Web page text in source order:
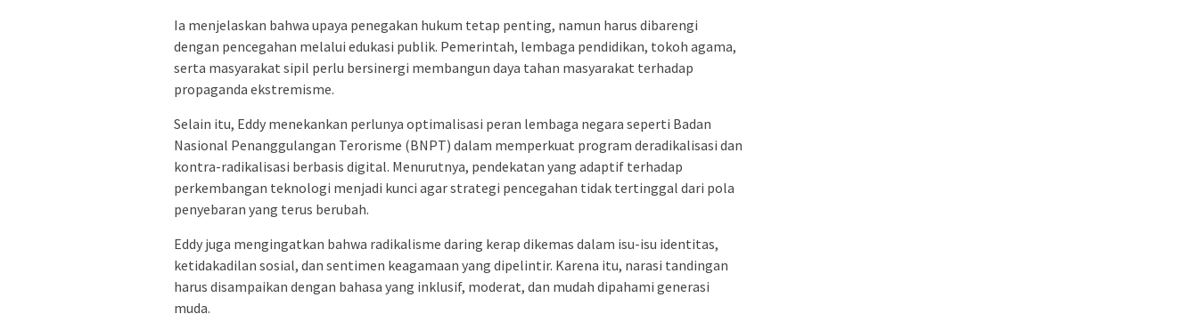
Ia menjelaskan bahwa upaya penegakan hukum tetap penting, namun harus dibarengi
dengan pencegahan melalui edukasi publik. Pemerintah, lembaga pendidikan, tokoh agama,
serta masyarakat sipil perlu bersinergi membangun daya tahan masyarakat terhadap
propaganda ekstremisme.
Selain itu, Eddy menekankan perlunya optimalisasi peran lembaga negara seperti Badan
Nasional Penanggulangan Terorisme (BNPT) dalam memperkuat program deradikalisasi dan
kontra-radikalisasi berbasis digital. Menurutnya, pendekatan yang adaptif terhadap
perkembangan teknologi menjadi kunci agar strategi pencegahan tidak tertinggal dari pola
penyebaran yang terus berubah.
Eddy juga mengingatkan bahwa radikalisme daring kerap dikemas dalam isu-isu identitas,
ketidakadilan sosial, dan sentimen keagamaan yang dipelintir. Karena itu, narasi tandingan
harus disampaikan dengan bahasa yang inklusif, moderat, dan mudah dipahami generasi
muda.